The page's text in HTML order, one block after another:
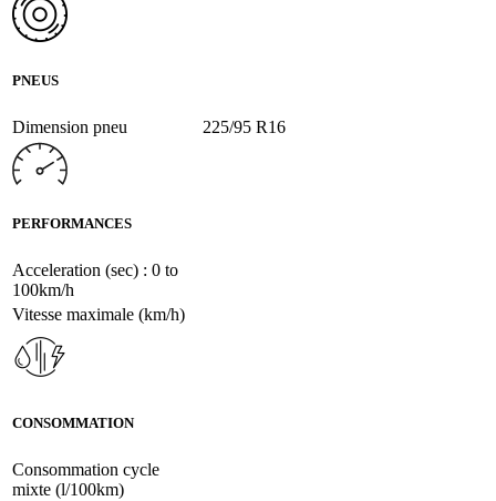
PNEUS
Dimension pneu 225/95 R16
PERFORMANCES
Acceleration (sec) : 0 to
100km/h
Vitesse maximale (km/h)
CONSOMMATION
Consommation cycle
mixte (l/100km)